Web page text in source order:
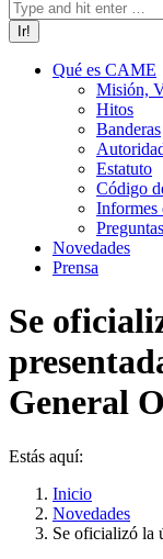
Qué es CAME
Misión,
Hitos
Banderas
Estatuto
Código
Informes
Novedades
Prensa
Se
General
Estás aquí:
Inicio
Novedades
Se oficializó la